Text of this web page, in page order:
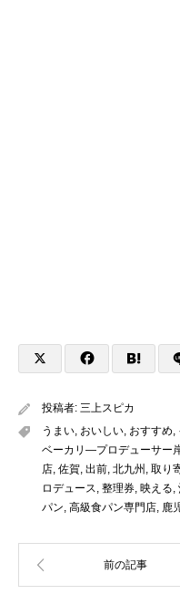
投稿者: 三上スピカ
うまい, おいしい, おすすめ,
ベーカリ―プロデューサー
店, 佐賀, 出前, 北九州 , 取り
ロデュース, 整理券, 映える,
パン, 高級食パン専門店, 鹿